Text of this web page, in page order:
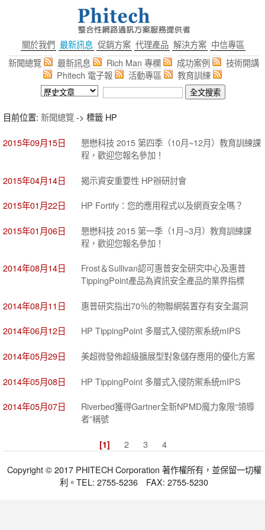
關於我們 最新訊息 促銷方案 代理產品 解決方案 中信專區
新聞總覽
最新訊息 Rich Man 專欄 成功案例
技術開講
Phitech 電子報
活動專區 教育訓練
目前位置: 新聞總覽-> 標籤 HP
2015年09月15日
懇懋科技 2015 第四季（10月~12月）教育訓練課
程，歡迎您報名參加！
2015年04月14日 揭示資安重要性 HP辦研討會
2015年01月22日 HP Fortify：您的應用程式以及網頁安全嗎？
2015年01月06日
懇懋科技 2015 第一季（1月~3月）教育訓練課
程，歡迎您報名參加！
2014年08月14日
Frost＆Sullivan認可惠普安全研究中心及惠普
TippingPoint產品為資訊安全產品的業界指標
2014年08月11日 惠普研究指出70％的物聯網裝置存有安全漏洞
2014年06月12日 HP TippingPoint 多層式入侵防禦系統mIPS
2014年05月29日 美超微發佈超級擴展型對象儲存應用的優化方案
2014年05月08日 HP TippingPoint 多層式入侵防禦系統mIPS
2014年05月07日
Riverbed獲得Gartner全新NPMD魔力象限“領導
者”稱號
[1] 2 3 4
Copyright © 2017 PHITECH Corporation 著作權所有，並保留一切權
利。TEL: 2755-5236 FAX: 2755-5230